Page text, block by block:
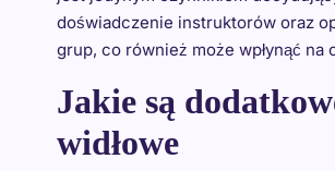
doświadczenie instruktorów oraz
grup, co również może wpłynąć na
Jakie są
widłowe